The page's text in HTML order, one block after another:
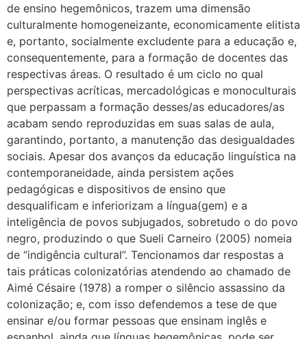
de ensino hegemônicos, trazem uma dimensão
culturalmente homogeneizante, economicamente elitista
e, portanto, socialmente excludente para a educação e,
consequentemente, para a formação de docentes das
respectivas áreas. O resultado é um ciclo no qual
perspectivas acríticas, mercadológicas e monoculturais
que perpassam a formação desses/as educadores/as
acabam sendo reproduzidas em suas salas de aula,
garantindo, portanto, a manutenção das desigualdades
sociais. Apesar dos avanços da educação linguística na
contemporaneidade, ainda persistem ações
pedagógicas e dispositivos de ensino que
desqualificam e inferiorizam a língua(gem) e a
inteligência de povos subjugados, sobretudo o do povo
negro, produzindo o que Sueli Carneiro (2005) nomeia
de “indigência cultural”. Tencionamos dar respostas a
tais práticas colonizatórias atendendo ao chamado de
Aimé Césaire (1978) a romper o silêncio assassino da
colonização; e, com isso defendemos a tese de que
ensinar e/ou formar pessoas que ensinam inglês e